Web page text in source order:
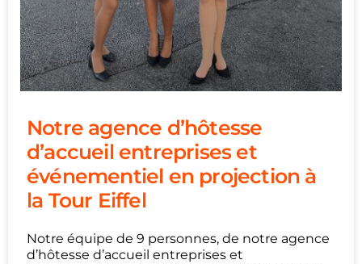
Notre agence d’hôtesse
d’accueil entreprises et
événementiel en projection à
la Tour Eiffel
Notre équipe de 9 personnes, de notre agence
d’hôtesse d’accueil entreprises et